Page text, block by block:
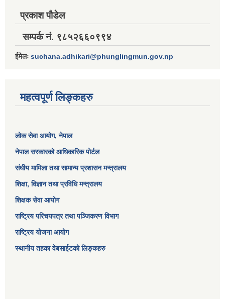
प्रकाश पौडेल
सम्पर्क नं. ९८५२६६०९९४
ईमेलः suchana.adhikari@phunglingmun.gov.np
महत्वपूर्ण लिङ्कहरु
लोक सेवा आयोग, नेपाल
नेपाल सरकारको आधिकारिक पोर्टल
संघीय मामिला तथा सामान्य प्रशासन मन्त्रालय
शिक्षा, विज्ञान तथा प्रविधि मन्त्रालय
शिक्षक सेवा आयोग
राष्ट्रिय परिचयपत्र तथा पञ्जिकरण विभाग
राष्ट्रिय योजना आयोग
स्थानीय तहका वेबसाईटको लिङ्कहरु